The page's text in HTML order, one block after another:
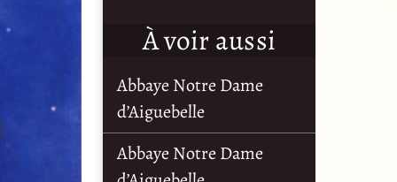
À voir aussi
Abbaye Notre Dame
d’Aiguebelle
Abbaye Notre Dame